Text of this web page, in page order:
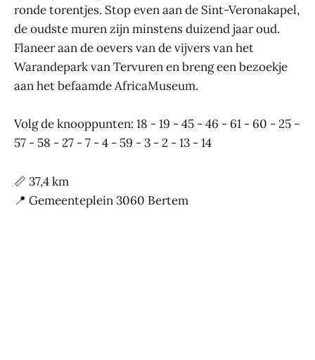
ronde torentjes. Stop even aan de Sint-Veronakapel,
de oudste muren zijn minstens duizend jaar oud.
Flaneer aan de oevers van de vijvers van het
Warandepark van Tervuren en breng een bezoekje
aan het befaamde AfricaMuseum.
Volg de knooppunten: 18 - 19 - 45 - 46 - 61 - 60 - 25 -
57 - 58 - 27 - 7 - 4 - 59 - 3 - 2 - 13 - 14
📏 37,4 km
📍 Gemeenteplein 3060 Bertem